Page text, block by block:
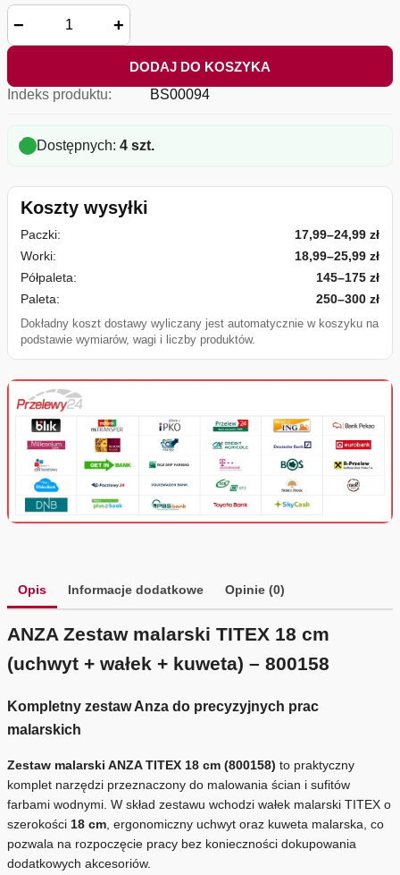
− +
DODAJ DO KOSZYKA
Indeks produktu:
BS00094
Dostępnych: 4 szt.
Koszty wysyłki
Paczki:
17,99–24,99 zł
Worki:
18,99–25,99 zł
Półpaleta:
145–175 zł
Paleta:
250–300 zł
Dokładny koszt dostawy wyliczany jest automatycznie w koszyku na
podstawie wymiarów, wagi i liczby produktów.
Opis Informacje dodatkowe Opinie (0)
ANZA Zestaw malarski TITEX 18 cm
(uchwyt + wałek + kuweta) – 800158
Kompletny zestaw Anza do precyzyjnych prac
malarskich
Zestaw malarski ANZA TITEX 18 cm (800158) to praktyczny
komplet narzędzi przeznaczony do malowania ścian i sufitów
farbami wodnymi. W skład zestawu wchodzi wałek malarski TITEX o
szerokości 18 cm , ergonomiczny uchwyt oraz kuweta malarska, co
pozwala na rozpoczęcie pracy bez konieczności dokupowania
dodatkowych akcesoriów.